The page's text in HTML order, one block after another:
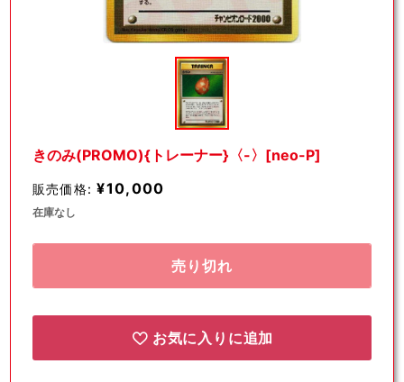
(1)
を
く
きのみ(PROMO){トレーナー}〈-〉[neo-P]
販売価格: ¥10,000
在庫なし
売り切れ
お気に入りに追加